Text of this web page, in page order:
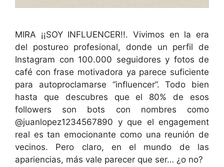
MIRA ¡¡SOY INFLUENCER!!. Vivimos en la era
del postureo profesional, donde un perfil de
Instagram con 100.000 seguidores y fotos de
café con frase motivadora ya parece suficiente
para autoproclamarse “influencer”. Todo bien
hasta que descubres que el 80% de esos
followers son bots con nombres como
@juanlopez1234567890 y que el engagement
real es tan emocionante como una reunión de
vecinos. Pero claro, en el mundo de las
apariencias, más vale parecer que ser… ¿o no?